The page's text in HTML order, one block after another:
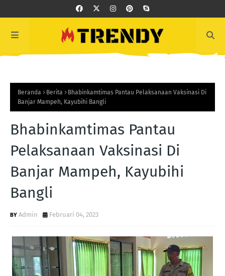
Beranda Berita
Bhabinkamtimas Pantau Pelaksanaan Vaksinasi Di
Banjar Mampeh, Kayubihi Bangli
Bhabinkamtimas Pantau
Pelaksanaan Vaksinasi Di
Banjar Mampeh, Kayubihi
Bangli
Admin Februari 04, 2023